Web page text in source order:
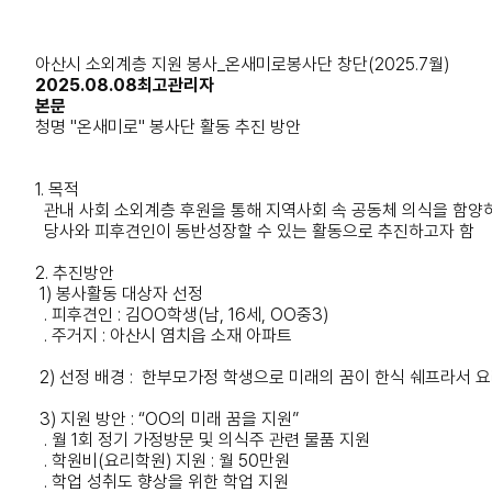
아산시 소외계층 지원 봉사_온새미로봉사단 창단(2025.7월)
2025.08.08최고관리자
본문
청명 "온새미로" 봉사단 활동 추진 방안
1. 목적
관내 사회 소외계층 후원을 통해 지역사회 속 공동체 의식을 함양
당사와 피후견인이 동반성장할 수 있는 활동으로 추진하고자 함
2. 추진방안
1) 봉사활동 대상자 선정
. 피후견인 : 김OO학생(남, 16세, OO중3)
. 주거지 : 아산시 염치읍 소재 아파트
2) 선정 배경 : 한부모가정 학생으로 미래의 꿈이 한식 쉐프라서
3) 지원 방안 : “OO의 미래 꿈을 지원”
. 월 1회 정기 가정방문 및 의식주 관련 물품 지원
. 학원비(요리학원) 지원 : 월 50만원
. 학업 성취도 향상을 위한 학업 지원